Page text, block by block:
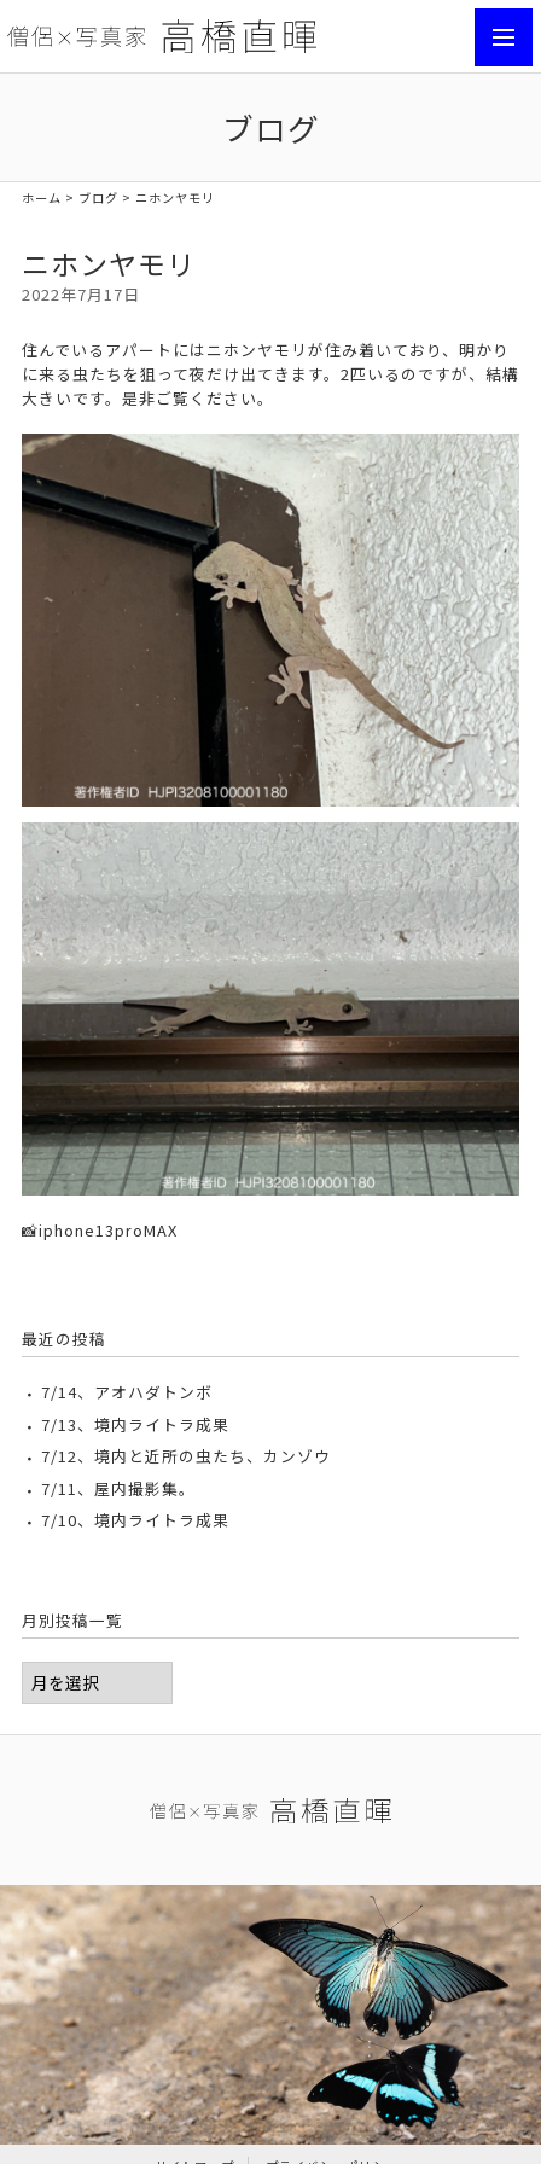
ブログ
ホーム > ブログ > ニホンヤモリ
ニホンヤモリ
2022年7月17日
住んでいるアパートにはニホンヤモリが住み着いており、明かり
に来る虫たちを狙って夜だけ出てきます。2匹いるのですが、結構
大きいです。是非ご覧ください。
📸iphone13proMAX
最近の投稿
7/14、アオハダトンボ
7/13、境内ライトラ成果
7/12、境内と近所の虫たち、カンゾウ
7/11、屋内撮影集。
7/10、境内ライトラ成果
月別投稿一覧